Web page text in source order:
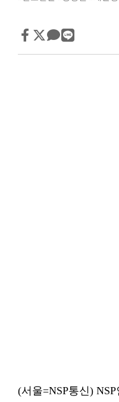
(서울=NSP통신)